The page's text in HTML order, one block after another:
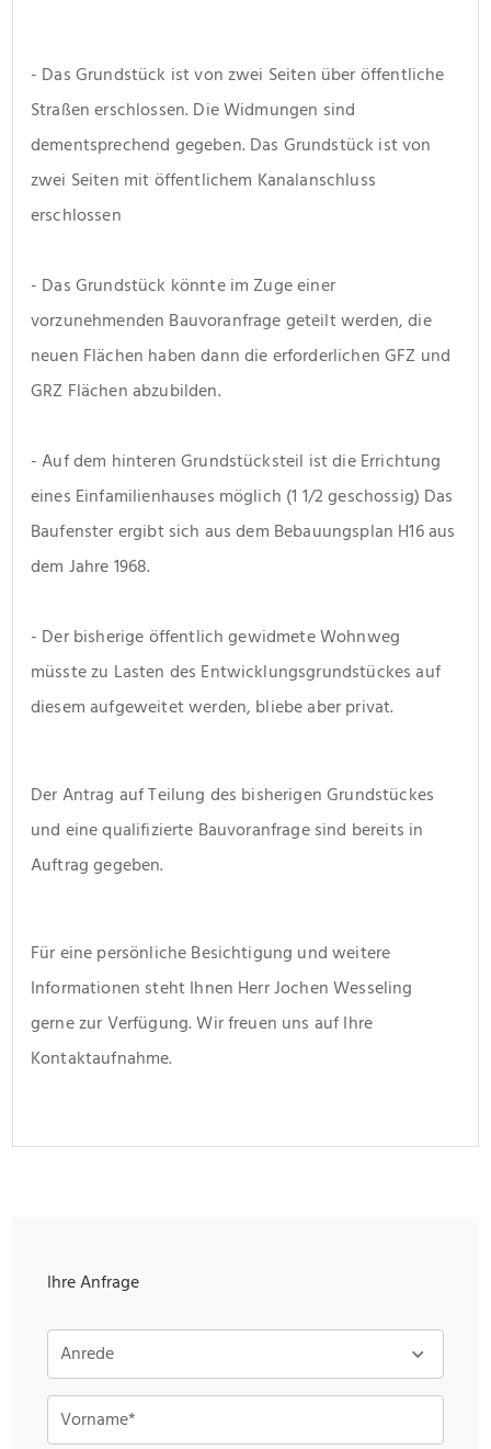
- Das Grundstück ist von zwei Seiten über öffentliche
Straßen erschlossen. Die Widmungen sind
dementsprechend gegeben. Das Grundstück ist von
zwei Seiten mit öffentlichem Kanalanschluss
erschlossen
- Das Grundstück könnte im Zuge einer
vorzunehmenden Bauvoranfrage geteilt werden, die
neuen Flächen haben dann die erforderlichen GFZ und
GRZ Flächen abzubilden.
- Auf dem hinteren Grundstücksteil ist die Errichtung
eines Einfamilienhauses möglich (1 1/2 geschossig) Das
Baufenster ergibt sich aus dem Bebauungsplan H16 aus
dem Jahre 1968.
- Der bisherige öffentlich gewidmete Wohnweg
müsste zu Lasten des Entwicklungsgrundstückes auf
diesem aufgeweitet werden, bliebe aber privat.
Der Antrag auf Teilung des bisherigen Grundstückes
und eine qualifizierte Bauvoranfrage sind bereits in
Auftrag gegeben.
Für eine persönliche Besichtigung und weitere
Informationen steht Ihnen Herr Jochen Wesseling
gerne zur Verfügung. Wir freuen uns auf Ihre
Kontaktaufnahme.
Ihre Anfrage
Anrede
Vorname*